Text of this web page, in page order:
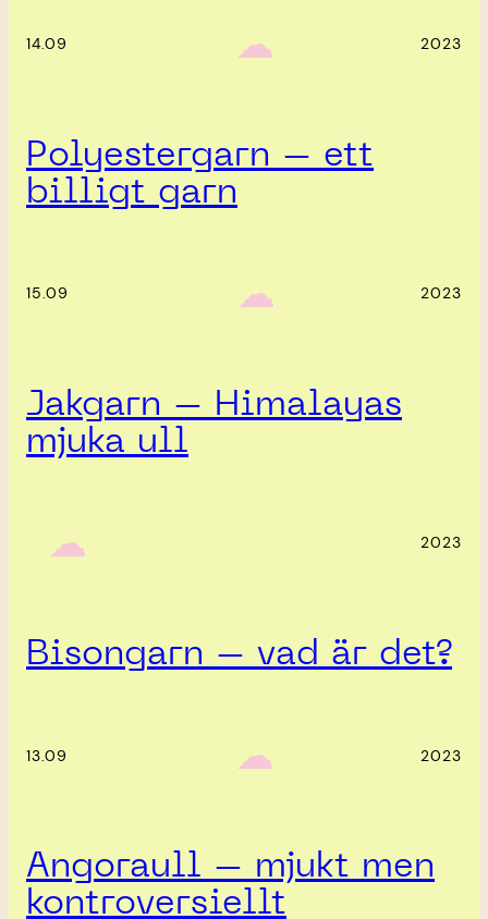
14.09 ‎ ‎‎ ☁︎‎‎ 2023
Polyestergarn – ett
billigt garn
15.09 ‎ ‎‎ ☁︎‎‎ 2023
Jakgarn – Himalayas
mjuka ull
‎ ‎‎ ☁︎‎‎ 2023
Bisongarn – vad är det?
13.09 ‎ ‎‎ ☁︎‎‎ 2023
Angoraull – mjukt men
kontroversiellt